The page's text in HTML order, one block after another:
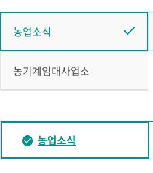
농업소식
농기계임대사업소
농업소식